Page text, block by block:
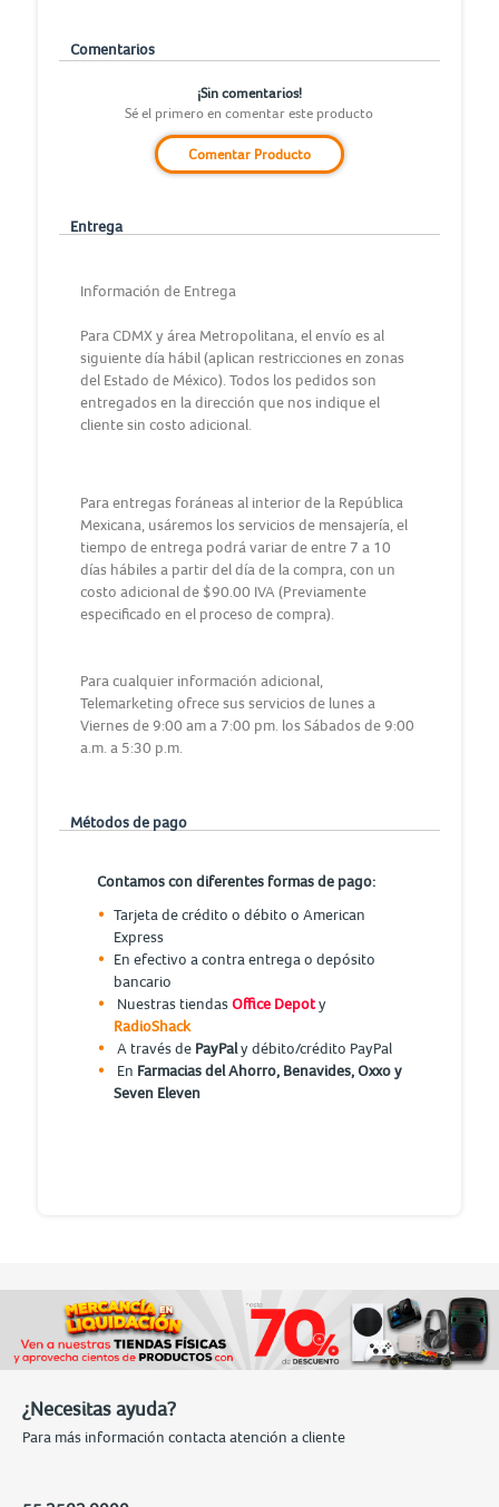
Comentarios
¡Sin comentarios!
Sé el primero en comentar este producto
Comentar Producto
Entrega
Información de Entrega
Para CDMX y área Metropolitana, el envío es al
siguiente día hábil (aplican restricciones en zonas
del Estado de México). Todos los pedidos son
entregados en la dirección que nos indique el
cliente sin costo adicional.
Para entregas foráneas al interior de la República
Mexicana, usáremos los servicios de mensajería, el
tiempo de entrega podrá variar de entre 7 a 10
días hábiles a partir del día de la compra, con un
costo adicional de $90.00 IVA (Previamente
especificado en el proceso de compra).
Para cualquier información adicional,
Telemarketing ofrece sus servicios de lunes a
Viernes de 9:00 am a 7:00 pm. los Sábados de 9:00
a.m. a 5:30 p.m.
Métodos de pago
Contamos con diferentes formas de pago:
Tarjeta de crédito o débito o American
Express
En efectivo a contra entrega o depósito
bancario
Nuestras tiendasOffice Depoty
RadioShack
A través de PayPaly débito/crédito PayPal
En Farmacias del Ahorro, Benavides, Oxxo y
Seven Eleven
¿Necesitas ayuda?
Para más información contacta atención a cliente